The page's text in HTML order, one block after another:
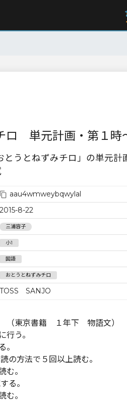
単元計画・第１時
うとねずみチロ」の単元計
aau4wmweybqwylal
2015-8-22
三浦容子
小1
国語
おとうとねずみチロ
TOSS SANJO
（東京書籍 １年下 物語文）
行う。
。
で５回以上読む。
む。
。
む。